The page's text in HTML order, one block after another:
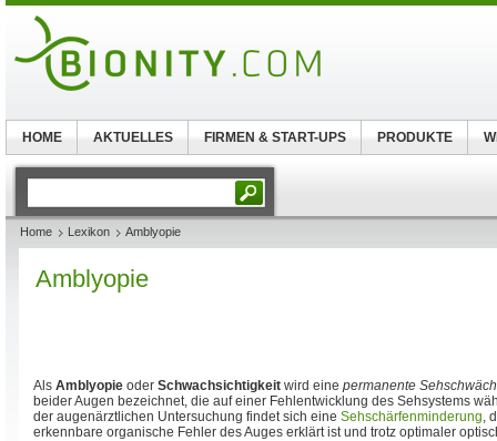
Home Lexikon Amblyopie
Amblyopie
Als Amblyopie oder Schwachsichtigkeit wird eine permanente
beider Augen bezeichnet, die auf einer Fehlentwicklung des Sehsystems
der augenärztlichen Untersuchung findet sich eine Sehschärfenminderung,
erkennbare organische Fehler des Auges erklärt ist und trotz optimaler
HOME AKTUELLES FIRMEN & START-UPS PRODUKTE